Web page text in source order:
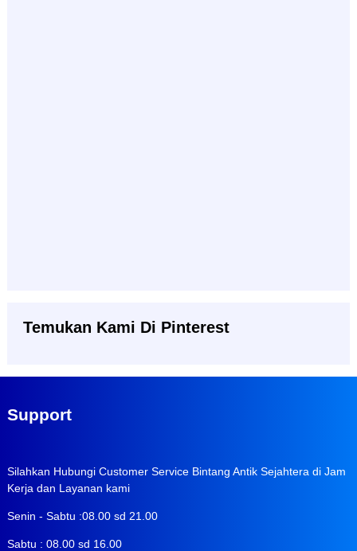
Temukan Kami Di Pinterest
Support
Silahkan Hubungi Customer Service Bintang Antik Sejahtera di Jam
Kerja dan Layanan kami
Senin - Sabtu :08.00 sd 21.00
Sabtu : 08.00 sd 16.00